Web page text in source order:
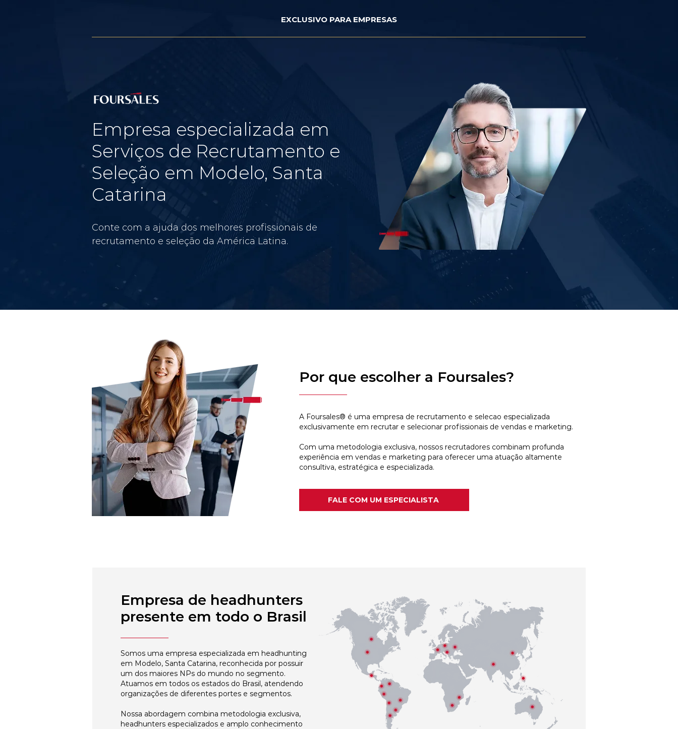
EXCLUSIVO PARA EMPRESAS
Empresa especializada em
Serviços de Recrutamento e
Seleção em Modelo, Santa
Catarina
Conte com a ajuda dos melhores profissionais de
recrutamento e seleção da América Latina.
Por que escolher a Foursales?
A Foursales® é uma empresa de recrutamento e selecao especializada
exclusivamente em recrutar e selecionar profissionais de vendas e marketing.
Com uma metodologia exclusiva, nossos recrutadores combinam profunda
experiência em vendas e marketing para oferecer uma atuação altamente
consultiva, estratégica e especializada.
FALE COM UM ESPECIALISTA
Empresa de headhunters
presente em todo o Brasil
Somos uma empresa especializada em headhunting
em Modelo, Santa Catarina, reconhecida por possuir
um dos maiores NPs do mundo no segmento.
Atuamos em todos os estados do Brasil, atendendo
organizações de diferentes portes e segmentos.
Nossa abordagem combina metodologia exclusiva,
headhunters especializados e amplo conhecimento